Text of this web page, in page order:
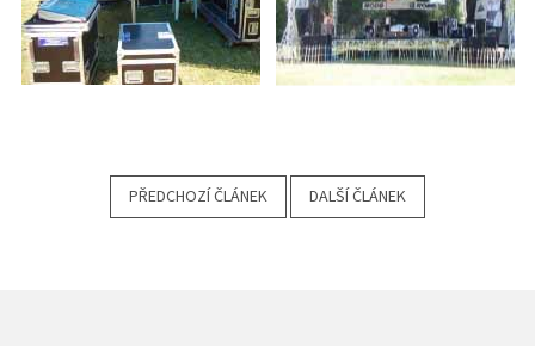
PŘEDCHOZÍ ČLÁNEK DALŠÍ ČLÁNEK